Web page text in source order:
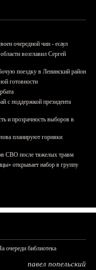
очередной чин - есаул
возглавил Сергей
поездку в Ленинский район
готовности
с поддержкой президента
и прозрачность выборов в
планируют горняки
СВО после тяжелых травм
открывает набор в группу
очереди библиотека
павел попельский